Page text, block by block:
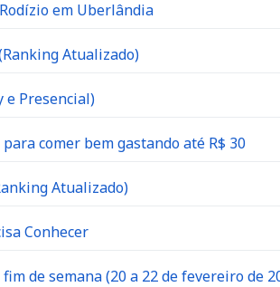
em Uberlândia
Atualizado)
e Presencial)
comer bem gastando até R$ 30
Atualizado)
Conhecer
de semana (20 a 22 de fevereiro de